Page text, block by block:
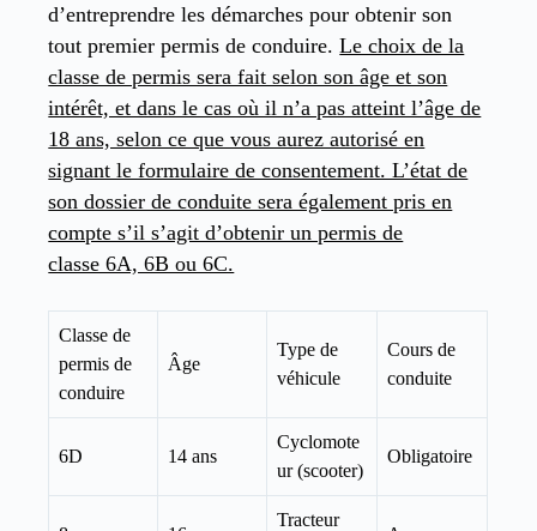
d’entreprendre les démarches pour obtenir son
tout premier permis de conduire.Le choix de la
classe de permis sera fait selon son âge et son
intérêt, et dans le cas où il n’a pas atteint l’âge de
18 ans, selon ce que vous aurez autorisé en
signant le formulaire de consentement. L’état de
son dossier de conduite sera également pris en
compte s’il s’agit d’obtenir un permis de
classe 6A, 6B ou 6C.
Classe de
permis de
conduire
Âge
Type de
véhicule
Cours de
conduite
6D 14 ans
Cyclomote
ur (scooter)
Obligatoire
Tracteur